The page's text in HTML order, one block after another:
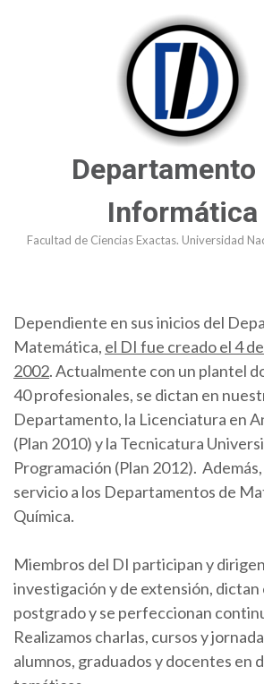
Departamento
Informática
Facultad de Ciencias Exactas. Universidad
Dependiente en sus inicios del
Matemática, el DI fue creado el 4
2002. Actualmente con un plantel
40 profesionales, se dictan en
Departamento, la Licenciatura en
(Plan 2010) y la Tecnicatura
Programación (Plan 2012).
servicio a los Departamentos de
Química.
Miembros del DI participan y
investigación y de extensión, dictan
postgrado y se perfeccionan
Realizamos charlas, cursos y
alumnos, graduados y docentes en